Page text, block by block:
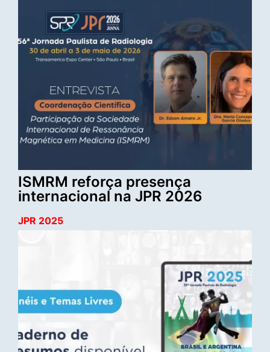
ISMRM reforça presença
internacional na JPR 2026
JPR 2025